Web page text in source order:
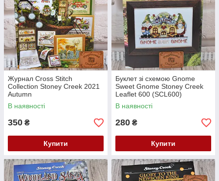
Журнал Cross Stitch
Collection Stoney Creek 2021
Autumn
В наявності
350 ₴
Купити
Буклет зі схемою Gnome
Sweet Gnome Stoney Creek
Leaflet 600 (SCL600)
В наявності
280 ₴
Купити